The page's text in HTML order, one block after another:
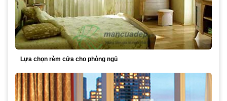
Lựa chọn rèm cửa cho phòng ngủ